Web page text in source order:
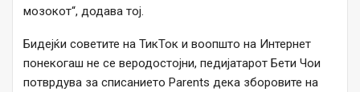
мозокот“, додава тој.
Бидејќи советите на ТикТок и воопшто на Интернет
понекогаш не се веродостојни, педијатарот Бети Чои
потврдува за списанието Parents дека зборовите на